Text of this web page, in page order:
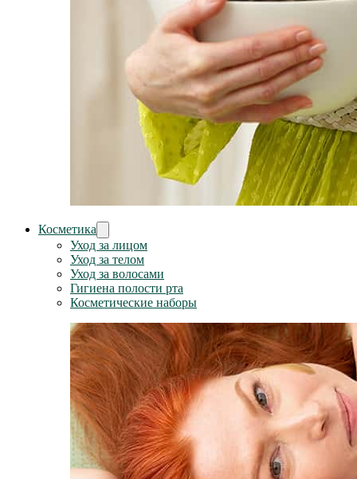
Косметика
Уход за лицом
Уход за телом
Уход за волосами
Гигиена полости рта
Косметические наборы